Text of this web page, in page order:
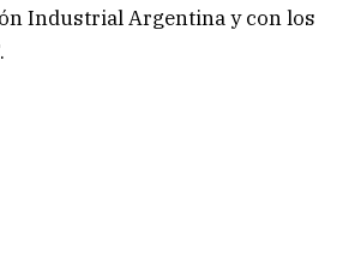
Industrial Argentina y con los